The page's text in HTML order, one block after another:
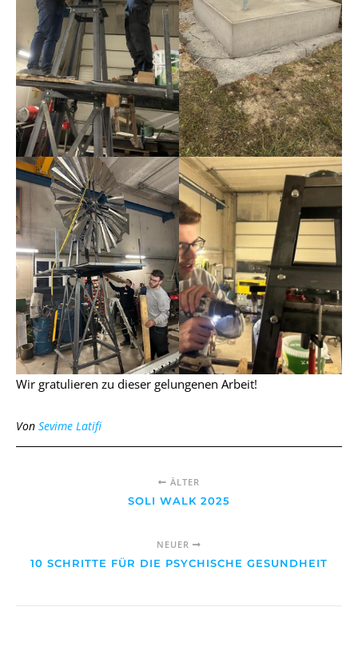
Wir gratulieren zu dieser gelungenen Arbeit!
Von Sevime Latifi
ÄLTER
SOLI WALK 2025
NEUER
10 SCHRITTE FÜR DIE PSYCHISCHE GESUNDHEIT